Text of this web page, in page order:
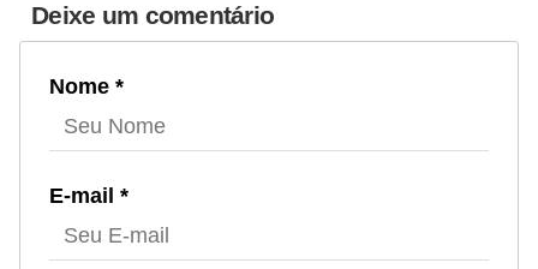
Deixe um comentário
Nome *
E-mail *